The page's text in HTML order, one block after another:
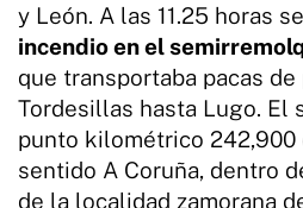
y León. A las 11.25 horas
incendio en el
que transportaba pacas de
Tordesillas hasta Lugo. El
punto kilométrico 242,900
sentido A Coruña, dentro
de la localidad zamorana